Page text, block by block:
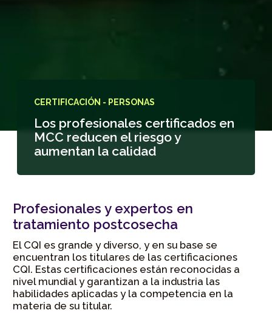
CERTIFICACIÓN - PERSONAS
Los profesionales certificados en
MCC reducen el riesgo y
aumentan la calidad
Profesionales y expertos en
tratamiento postcosecha
El CQI es grande y diverso, y en su base se
encuentran los titulares de las certificaciones
CQI. Estas certificaciones están reconocidas a
nivel mundial y garantizan a la industria las
habilidades aplicadas y la competencia en la
materia de su titular.